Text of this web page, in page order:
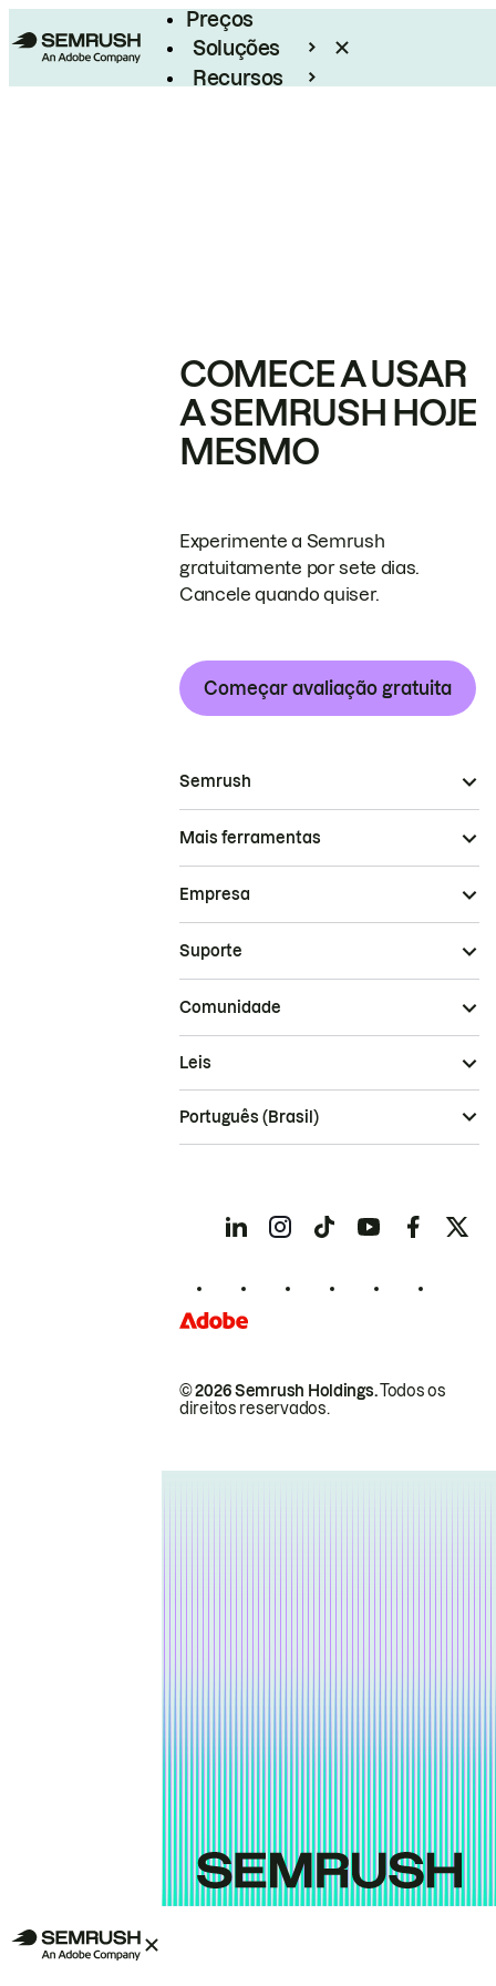
Preços
Soluções
Recursos
COMECE A USAR
A SEMRUSH HOJE
MESMO
Experimente a Semrush
gratuitamente por sete dias.
Cancele quando quiser.
Começar avaliação gratuita
Semrush
Mais ferramentas
Empresa
Suporte
Comunidade
© 2026 Semrush Holdings.Todos os
direitos reservados.
Leis
Português (Brasil)